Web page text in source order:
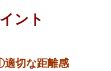
ント
切な距離感